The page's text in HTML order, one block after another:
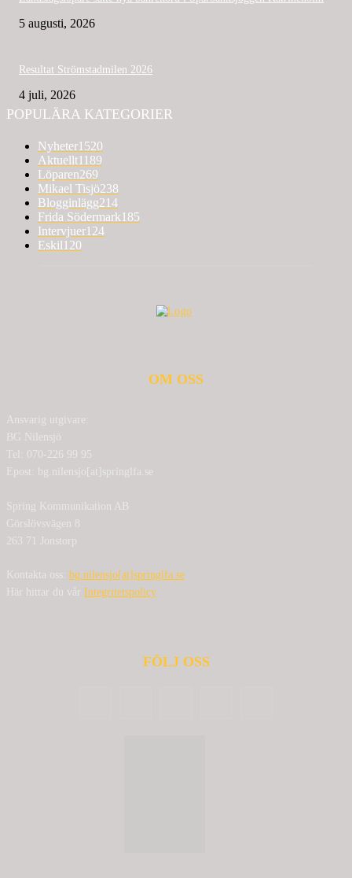
5 augusti, 2026
Resultat Strömstadmilen 2026
4 juli, 2026
POPULÄRA KATEGORIER
Nyheter1520
Aktuellt1189
Löparen269
Mikael Tisjö238
Blogginlägg214
Frida Södermark185
Intervjuer124
Eskil120
OM OSS
Ansvarig utgivare:
BG Nilensjö
Tel: 070-226 99 95
Epost: bg.nilensjo[at]springlfa.se
Spring Kommunikation AB
Görslövsvägen 8
263 71 Jonstorp
Kontakta oss: bg.nilensjo[at]springlfa.se
Här hittar du vår Integritetspolicy
FÖLJ OSS